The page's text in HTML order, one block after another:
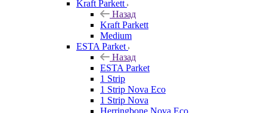
Kraft Parkett
Назад
Kraft Parkett
Medium
ESTA Parket
Назад
ESTA Parket
1 Strip
1 Strip Nova Eco
1 Strip Nova
Herringbone Nova Eco